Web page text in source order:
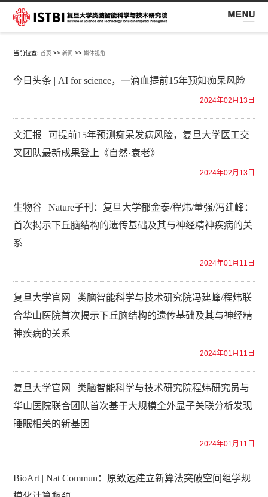
当前位置:首页 >>新闻 >>媒体视角
今日头条 | AI for science，一滴血提前15年预知痴呆风险
2024年02月13日
文汇报 | 可提前15年预测痴呆发病风险，复旦大学医工交
叉团队最新成果登上《自然·衰老》
2024年02月13日
生物谷 | Nature子刊：复旦大学郁金泰/程炜/董强/冯建峰：
首次揭示下丘脑结构的遗传基础及其与神经精神疾病的关
系
2024年01月11日
复旦大学官网 | 类脑智能科学与技术研究院冯建峰/程炜联
合华山医院首次揭示下丘脑结构的遗传基础及其与神经精
神疾病的关系
2024年01月11日
复旦大学官网 | 类脑智能科学与技术研究院程炜研究员与
华山医院联合团队首次基于大规模全外显子关联分析发现
睡眠相关的新基因
2024年01月11日
BioArt | Nat Commun：原致远建立新算法突破空间组学规